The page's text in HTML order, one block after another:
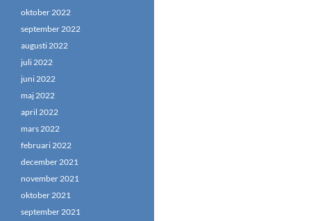
oktober 2022
september 2022
augusti 2022
juli 2022
juni 2022
maj 2022
april 2022
mars 2022
februari 2022
december 2021
november 2021
oktober 2021
september 2021